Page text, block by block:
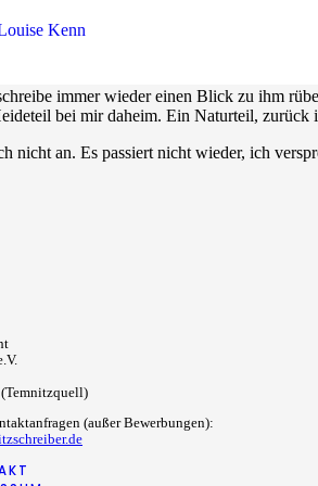
Kenn
dir, sofort. Wirklich. Ich fragte mich auch,
an die Regeln der Heide, aber
Besonderes! Diesen Teil, den ich von
immer wieder einen Blick zu ihm
bei mir daheim. Ein Naturteil, zurück
nicht an. Es passiert nicht wieder, ich
(außer Bewerbungen):